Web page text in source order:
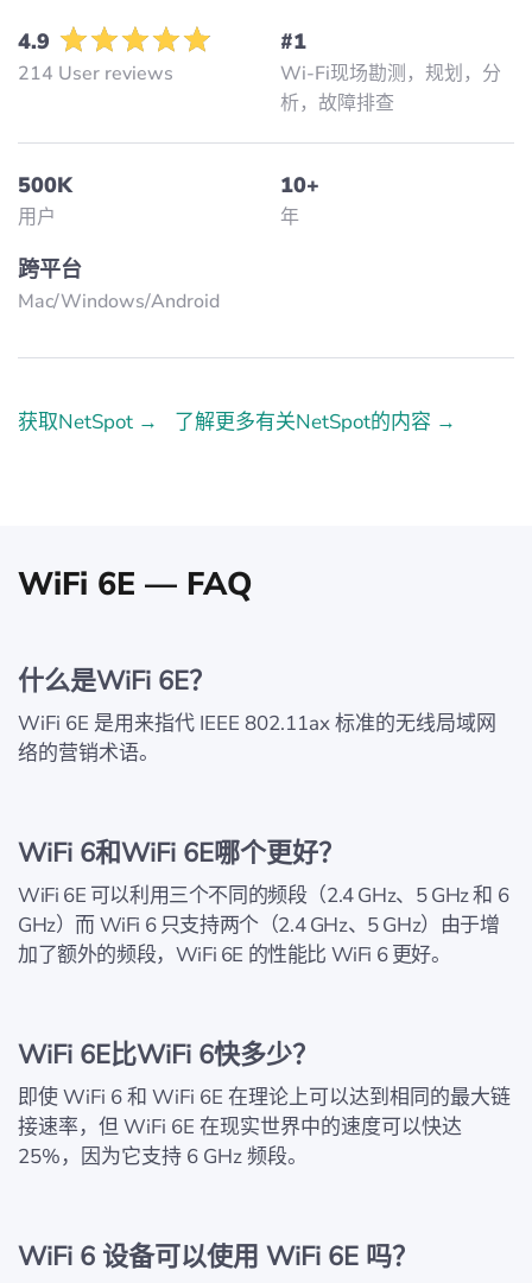
4.9
214 User reviews
#1
Wi-Fi现场勘测，规划，分
析，故障排查
500K
用户
10+
年
跨平台
Mac/Windows/Аndroid
获取NetSpot → 了解更多有关NetSpot的内容 →
WiFi 6E — FAQ
什么是WiFi 6E？
WiFi 6E 是用来指代 IEEE 802.11ax 标准的无线局域网
络的营销术语。
WiFi 6和WiFi 6E哪个更好？
WiFi 6E 可以利用三个不同的频段（2.4 GHz、5 GHz 和 6
GHz）而 WiFi 6 只支持两个（2.4 GHz、5 GHz）由于增
加了额外的频段，WiFi 6E 的性能比 WiFi 6 更好。
WiFi 6E比WiFi 6快多少？
即使 WiFi 6 和 WiFi 6E 在理论上可以达到相同的最大链
接速率，但 WiFi 6E 在现实世界中的速度可以快达
25%，因为它支持 6 GHz 频段。
WiFi 6 设备可以使用 WiFi 6E 吗？